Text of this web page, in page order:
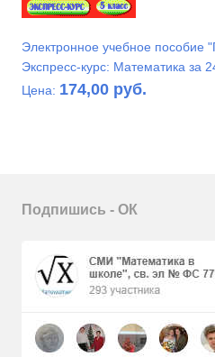
Электронное учебное пособие
Экспресс-курс: Математика за
Цена: 174,00 руб.
Подпишись - ОК